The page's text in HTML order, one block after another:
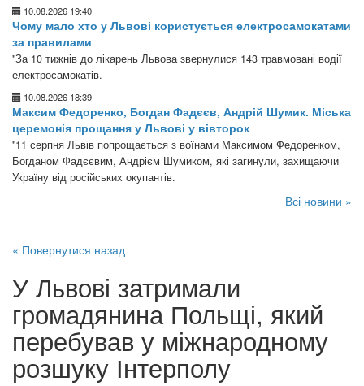
10.08.2026 19:40
Чому мало хто у Львові користується електросамокатами
за правилами
"За 10 тижнів до лікарень Львова звернулися 143 травмовані водії
електросамокатів.
10.08.2026 18:39
Максим Федоренко, Богдан Фадєєв, Андрій Шумик. Міська
церемонія прощання у Львові у вівторок
"11 серпня Львів попрощається з воїнами Максимом Федоренком,
Богданом Фадєєвим, Андрієм Шумиком, які загинули, захищаючи
Україну від російських окупантів.
Всі новини »
« Повернутися назад
У Львові затримали
громадянина Польщі, який
перебував у міжнародному
розшуку Інтерполу